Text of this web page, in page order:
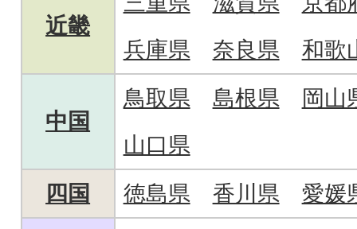
近畿
兵庫県
奈良県 和歌
中国
鳥取県 島根県
岡山
山口県
四国
徳島県 香川県 愛媛